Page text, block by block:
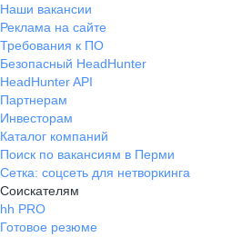
Наши вакансии
Реклама на сайте
Требования к ПО
Безопасный HeadHunter
HeadHunter API
Партнерам
Инвесторам
Каталог компаний
Поиск по вакансиям в Перми
Сетка: соцсеть для нетворкинга
Соискателям
hh PRO
Готовое резюме